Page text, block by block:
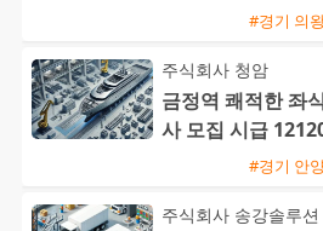
#경기 의
주식회사 청암
금정역 쾌적한 좌
사 모집 시급
0만원 가능#경기 안
주식회사 송강솔루션